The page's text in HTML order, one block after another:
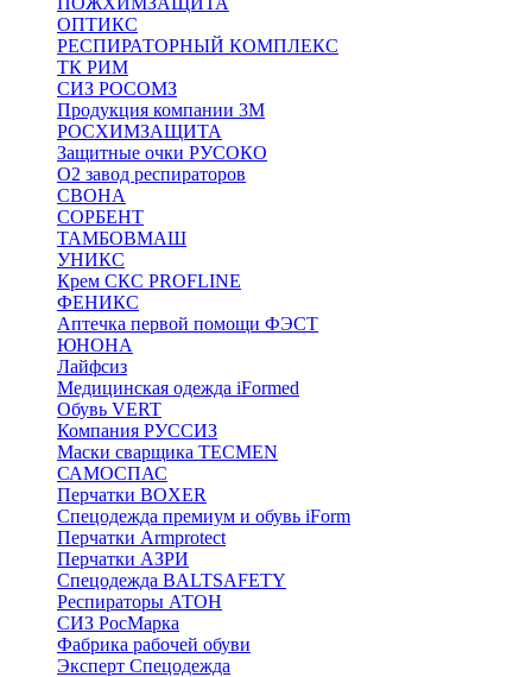
ОПТИКС
РЕСПИРАТОРНЫЙ КОМПЛЕКС
ТК РИМ
СИЗ РОСОМЗ
Продукция компании 3M
РОСХИМЗАЩИТА
Защитные очки РУСОКО
О2 завод респираторов
СВОНА
СОРБЕНТ
ТАМБОВМАШ
УНИКС
Крем СКС PROFLINE
ФЕНИКС
Аптечка первой помощи ФЭСТ
ЮНОНА
Лайфсиз
Медицинская одежда iFormed
Обувь VERT
Компания РУССИЗ
Маски сварщика TECMEN
САМОСПАС
Перчатки BOXER
Спецодежда премиум и обувь iForm
Перчатки Armprotect
Перчатки АЗРИ
Спецодежда BALTSAFETY
Респираторы АТОН
СИЗ РосМарка
Фабрика рабочей обуви
Эксперт Спецодежда